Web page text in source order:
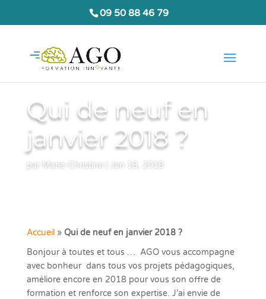
09 50 88 46 79
Qui de neuf en
janvier 2018 ?
par Marie-Christine Jan 18, 2018
Accueil» Qui de neuf en janvier 2018 ?
Bonjour à toutes et tous … AGO vous accompagne
avec bonheur dans tous vos projets pédagogiques,
améliore encore en 2018 pour vous son offre de
formation et renforce son expertise. J’ai envie de